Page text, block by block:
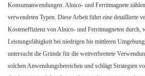
Konsumanwendungen. Alnico- und Ferritmagnete
verwendeten Typen. Diese Arbeit führt eine detaillierte
Kosteneffizienz von Alnico- und Ferritmagneten durch,
Leistungsfähigkeit bei niedrigen bis mittleren
untersucht die Gründe für die weitverbreitete
solchen Anwendungsbereichen und schlägt Strategien